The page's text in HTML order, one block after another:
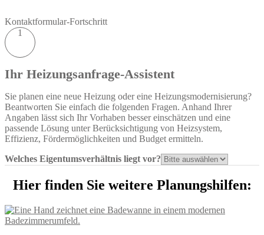
Kontaktformular-Fortschritt
1
Ihr Heizungsanfrage-Assistent
Sie planen eine neue Heizung oder eine Heizungsmodernisierung?
Beantworten Sie einfach die folgenden Fragen. Anhand Ihrer
Angaben lässt sich Ihr Vorhaben besser einschätzen und eine
passende Lösung unter Berücksichtigung von Heizsystem,
Effizienz, Fördermöglichkeiten und Budget ermitteln.
Welches Eigentumsverhältnis liegt vor?
Hier finden Sie weitere Planungshilfen: